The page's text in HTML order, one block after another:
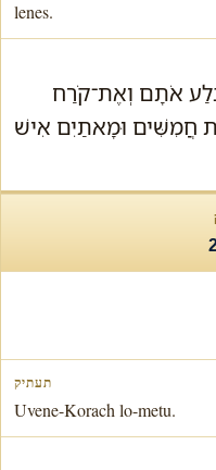
lenes.
אֹתָם וְאֶת־קֹרַח
וּמָאתַיִם אִישׁ
Uvene-Korach lo-metu.